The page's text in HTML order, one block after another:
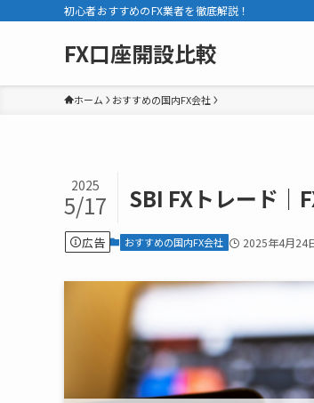
初心者おすすめのFX業者を徹底解説！
FX口座開設比較
ホーム おすすめの国内FX会社
SBI FXトレード｜
2025
5/17
広告 おすすめの国内FX会社 2025年4月24